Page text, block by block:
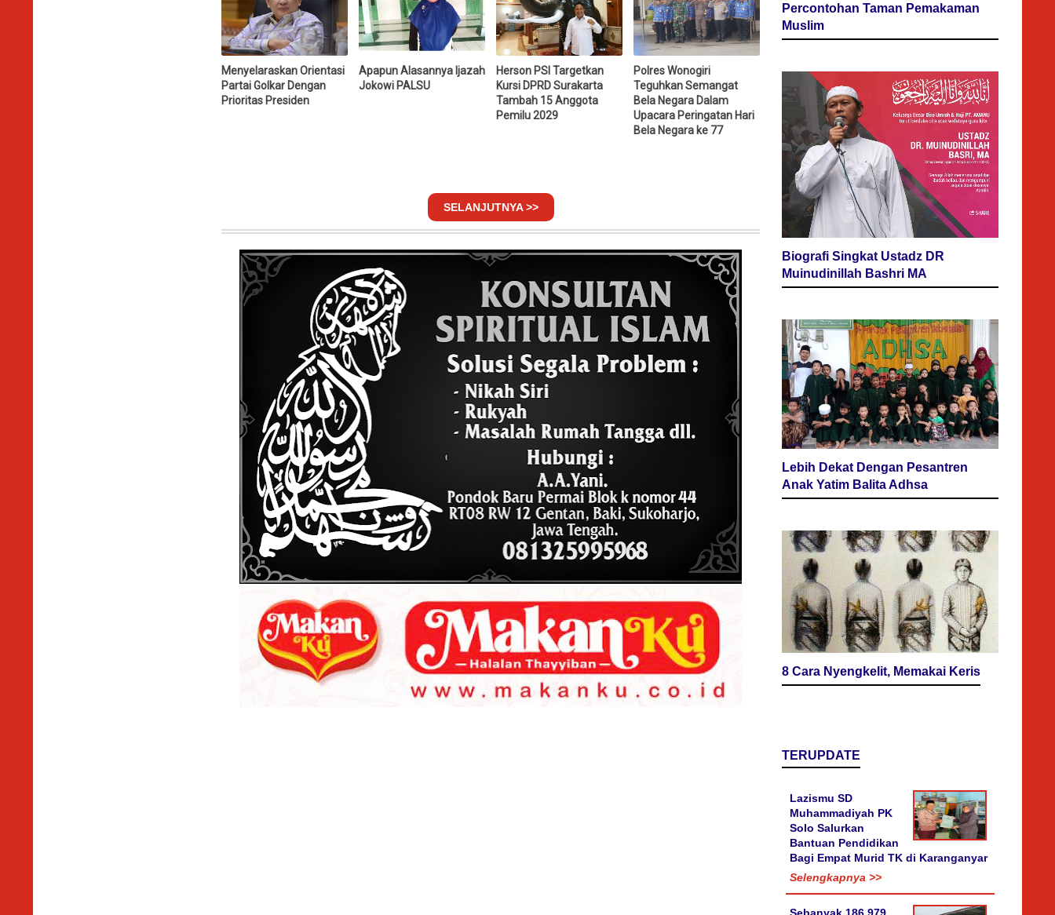
Menyelaraskan Orientasi
Partai Golkar Dengan
Prioritas Presiden
Apapun Alasannya Ijazah
Jokowi PALSU
Herson PSI Targetkan
Kursi DPRD Surakarta
Tambah 15 Anggota
Pemilu 2029
Polres Wonogiri
Teguhkan Semangat
Bela Negara Dalam
Upacara Peringatan Hari
Bela Negara ke 77
SELANJUTNYA >>
Percontohan Taman Pemakaman
Muslim
Biografi Singkat Ustadz DR
Muinudinillah Bashri MA
Lebih Dekat Dengan Pesantren
Anak Yatim Balita Adhsa
8 Cara Nyengkelit, Memakai Keris
TERUPDATE
Lazismu SD
Muhammadiyah PK
Solo Salurkan
Bantuan Pendidikan
Bagi Empat Murid TK di Karanganyar
Selengkapnya >>
Sebanyak 186.979